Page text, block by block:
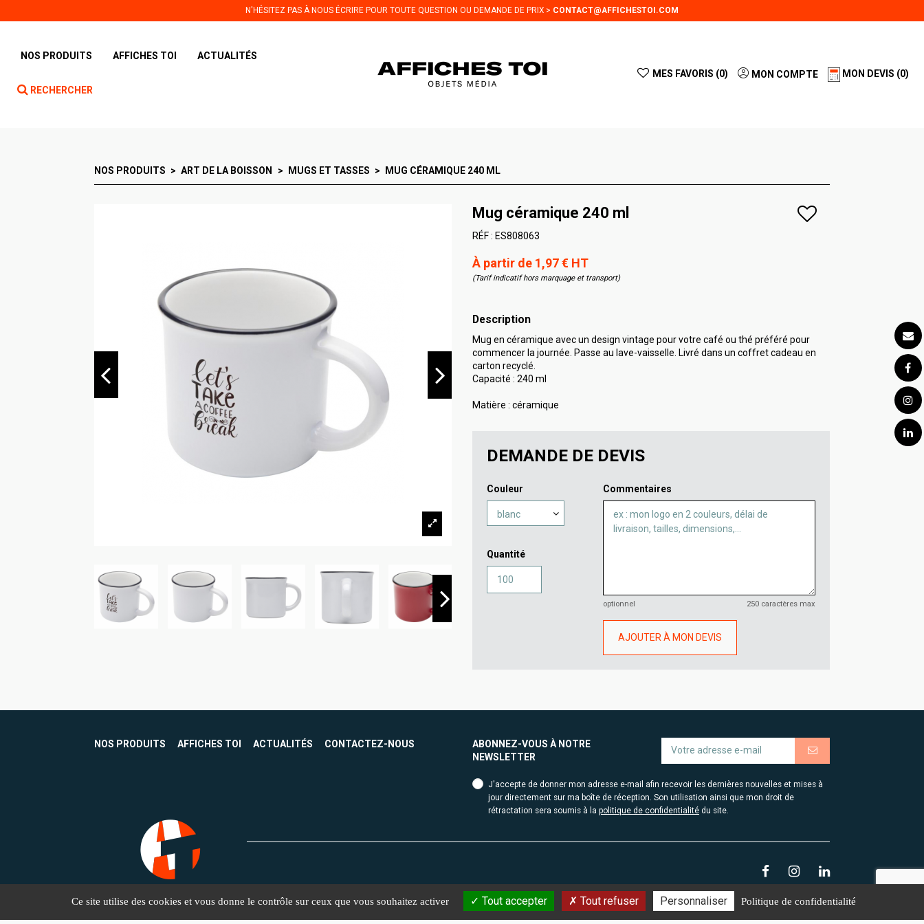
N'HÉSITEZ PAS À NOUS ÉCRIRE POUR TOUTE QUESTION OU DEMANDE DE PRIX > CONTACT@AFFICHESTOI.COM
NOS PRODUITS AFFICHES TOI ACTUALITÉS
RECHERCHER
MES FAVORIS (0) MON COMPTE MON DEVIS (0)
NOS PRODUITS ART DE LA BOISSON MUGS ET TASSES MUG CÉRAMIQUE 240 ML
Mug céramique 240 ml
RÉF : ES808063
À partir de 1,97 € HT
(Tarif indicatif hors marquage et transport)
Description
Mug en céramique avec un design vintage pour votre café ou thé préféré pour
commencer la journée. Passe au lave-vaisselle. Livré dans un coffret cadeau en
carton recyclé.
Capacité : 240 ml
Matière : céramique
DEMANDE DE DEVIS
Couleur
Quantité
Commentaires
optionnel 250 caractères max
AJOUTER À MON DEVIS
NOS PRODUITS AFFICHES TOI ACTUALITÉS CONTACTEZ-NOUS
ABONNEZ-VOUS À NOTRE
NEWSLETTER
J'accepte de donner mon adresse e-mail afin recevoir les dernières nouvelles et mises à
jour directement sur ma boîte de réception. Son utilisation ainsi que mon droit de
rétractation sera soumis à la politique de confidentialité du site.
2026 Affiches toi. ConceptionORMA| WebdesignLe188 Mentions légales Plan du site
Ce site utilise des cookies et vous donne le contrôle sur ceux que vous souhaitez activer Tout accepter Tout refuser Personnaliser Politique de confidentialité